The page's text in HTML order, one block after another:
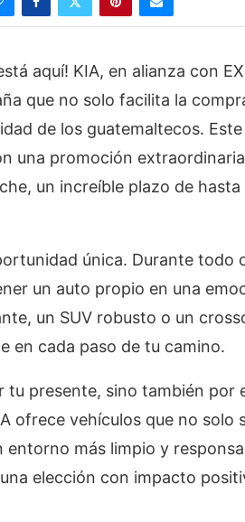
aquí! KIA, en alianza con
que no solo facilita la
de los guatemaltecos.
una promoción
un increíble plazo de hasta
única. Durante todo
un auto propio en una
un SUV robusto o un
en cada paso de tu camino.
tu presente, sino también por
ofrece vehículos que no solo
más limpio y
elección con impacto